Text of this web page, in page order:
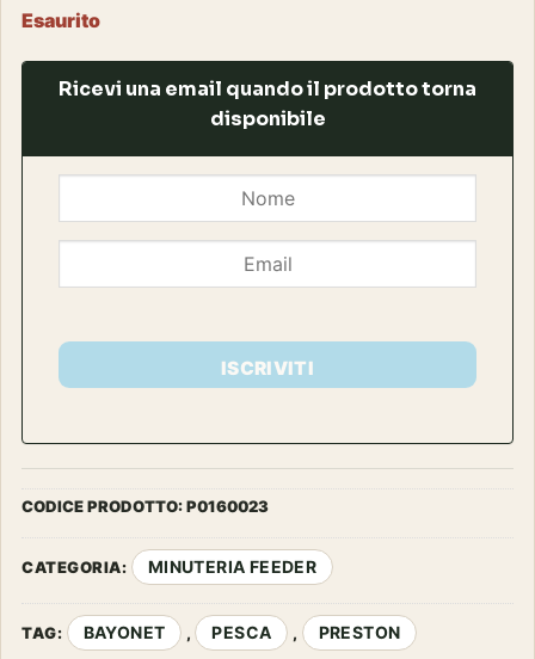
Esaurito
Ricevi una email quando il prodotto torna
disponibile
ISCRIVITI
CODICE PRODOTTO:P0160023
CATEGORIA: MINUTERIA FEEDER
TAG: BAYONET , PESCA , PRESTON